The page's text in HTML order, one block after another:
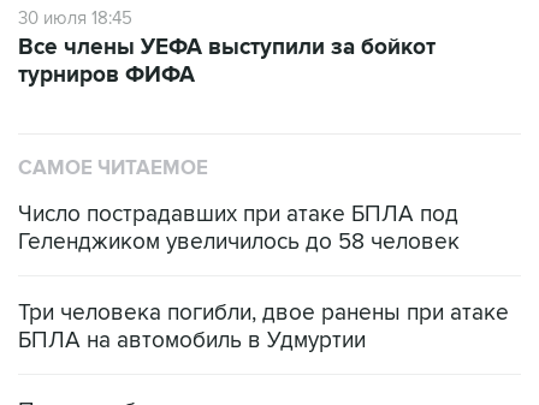
30 июля 18:45
Все члены УЕФА выступили за бойкот
турниров ФИФА
САМОЕ ЧИТАЕМОЕ
Число пострадавших при атаке БПЛА под
Геленджиком увеличилось до 58 человек
Три человека погибли, двое ранены при атаке
БПЛА на автомобиль в Удмуртии